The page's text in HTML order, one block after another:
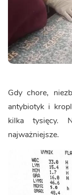
Gdy chore,
antybiotyk i
kilka tysięcy.
najważniejsze.